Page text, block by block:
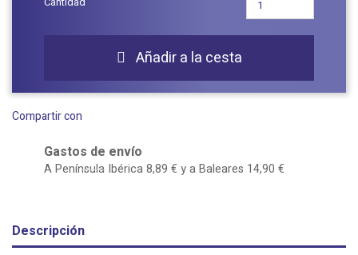
 Añadir a la cesta
Compartir con
Gastos de envío
A Península Ibérica 8,89 € y a Baleares 14,90 €
Descripción